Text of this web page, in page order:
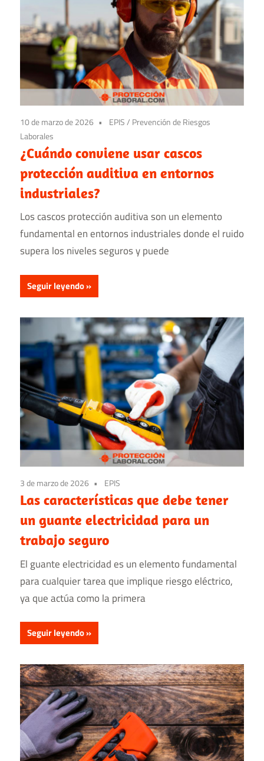
10 de marzo de 2026 EPIS/ Prevención de Riesgos
Laborales
¿Cuándo conviene usar cascos
protección auditiva en entornos
industriales?
Los cascos protección auditiva son un elemento
fundamental en entornos industriales donde el ruido
supera los niveles seguros y puede
Seguir leyendo
3 de marzo de 2026 EPIS
Las características que debe tener
un guante electricidad para un
trabajo seguro
El guante electricidad es un elemento fundamental
para cualquier tarea que implique riesgo eléctrico,
ya que actúa como la primera
Seguir leyendo